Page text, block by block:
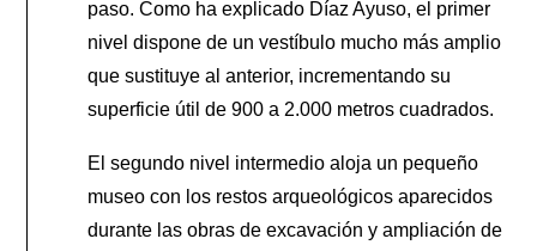
paso. Como ha explicado Díaz Ayuso, el primer
nivel dispone de un vestíbulo mucho más amplio
que sustituye al anterior, incrementando su
superficie útil de 900 a 2.000 metros cuadrados.
El segundo nivel intermedio aloja un pequeño
museo con los restos arqueológicos aparecidos
durante las obras de excavación y ampliación de